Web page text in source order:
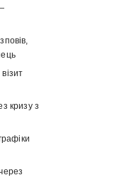
кризу з